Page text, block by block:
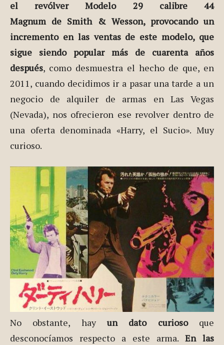
el revólver Modelo 29 calibre 44
Magnum de Smith & Wesson, provocando un
incremento en las ventas de este modelo, que
sigue siendo popular más de cuarenta años
después, como desmuestra el hecho de que, en
2011, cuando decidimos ir a pasar una tarde a un
negocio de alquiler de armas en Las Vegas
(Nevada), nos ofrecieron ese revolver dentro de
una oferta denominada «Harry, el Sucio». Muy
curioso.
No obstante, hayun dato curiosoque
desconocíamos respecto a este arma. En las